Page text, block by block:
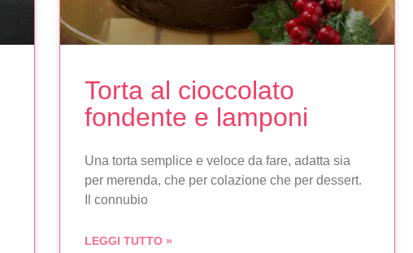
Torta al cioccolato
fondente e lamponi
Una torta semplice e veloce da fare, adatta sia
per merenda, che per colazione che per dessert.
Il connubio
LEGGI TUTTO »